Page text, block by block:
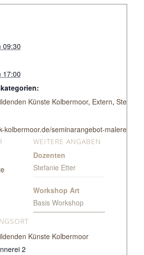
09:30
17:00
Künste Kolbermoor, Extern, Stefanie
kolbermoor.de/seminarangebot-malerei-
Künste Kolbermoor
2
WEITERE ANGABEN
Dozenten
Stefanie Etter
Workshop Art
Basis Workshop